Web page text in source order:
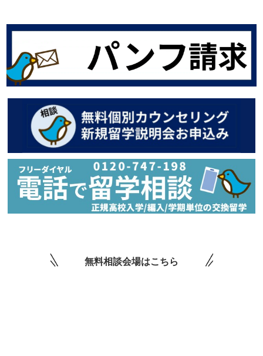
無料相談会場はこちら